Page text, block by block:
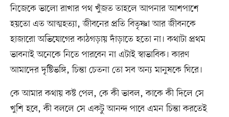
নিজেকে ভালো রাখার পথ খুঁজত তাহলে আপনার আশপাশে
হয়তো এত আত্মহত্যা, জীবনের প্রতি বিতৃষ্ণা আর জীবনকে
হাজারো অভিযোগের কাঠগড়ায় দাঁড়াতে হতো না। কথাটা প্রথম
ভাবনাই অনেকে নিতে পারবেন না এটাই স্বাভাবিক। কারণ
আমাদের দৃষ্টিভঙ্গি, চিন্তা চেতনা তো সব অন্য মানুষকে ঘিরে।
কে আমার কথায় কষ্ট পেল, কে কী ভাবল, কাকে কী দিলে সে
খুশি হবে, কী বললে সে একটু আনন্দ পাবে এমন চিন্তা করতেই